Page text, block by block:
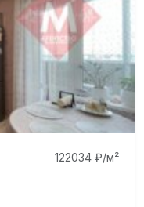
122034 ₽/м²